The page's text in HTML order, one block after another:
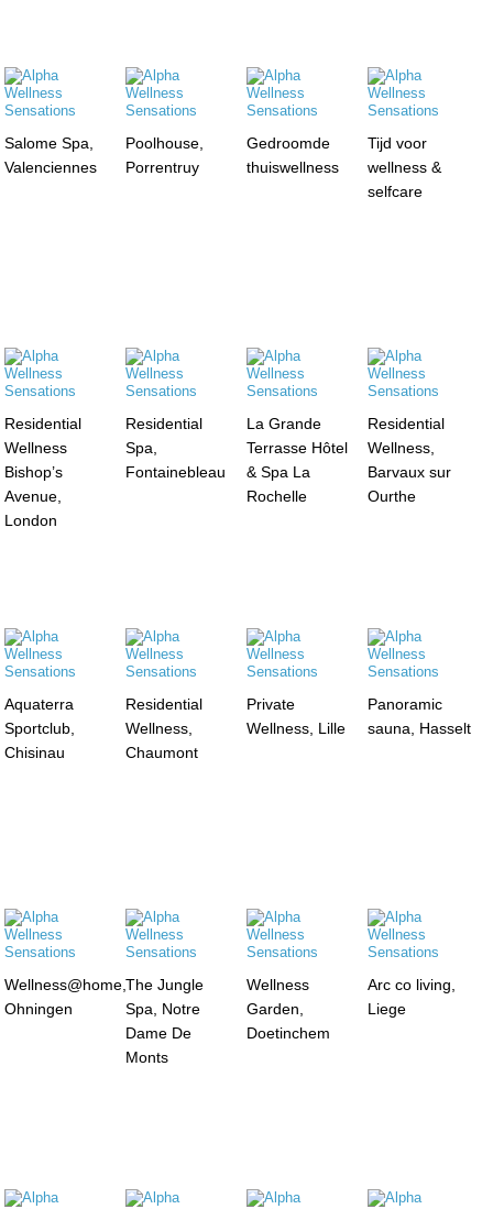
Salome Spa,
Valenciennes
Poolhouse,
Porrentruy
Gedroomde
thuiswellness
Tijd voor
wellness &
selfcare
Residential
Wellness
Bishop’s
Avenue,
London
Residential
Spa,
Fontainebleau
La Grande
Terrasse Hôtel
& Spa La
Rochelle
Residential
Wellness,
Barvaux sur
Ourthe
Aquaterra
Sportclub,
Chisinau
Residential
Wellness,
Chaumont
Private
Wellness, Lille
Panoramic
sauna, Hasselt
Wellness@home,
Ohningen
The Jungle
Spa, Notre
Dame De
Monts
Wellness
Garden,
Doetinchem
Arc co living,
Liege